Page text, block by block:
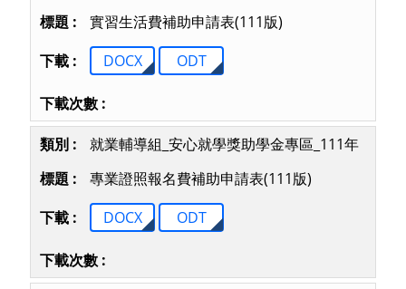
實習生活費補助申請表(111版)
DOCX
ODT
就業輔導組_安心就學獎助學金專區_111年
專業證照報名費補助申請表(111版)
DOCX
ODT